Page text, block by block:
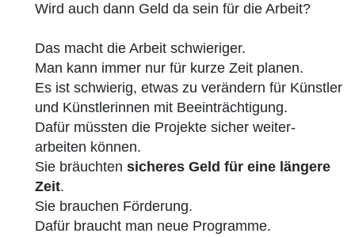
Wird auch dann Geld da sein für die Arbeit?
Das macht die Arbeit schwieriger.
Man kann immer nur für kurze Zeit planen.
Es ist schwierig, etwas zu verändern für Künstler
und Künstlerinnen mit Beeinträchtigung.
Dafür müssten die Projekte sicher weiter-
arbeiten können.
Sie bräuchten sicheres Geld für eine längere
Zeit.
Sie brauchen Förderung.
Dafür braucht man neue Programme.